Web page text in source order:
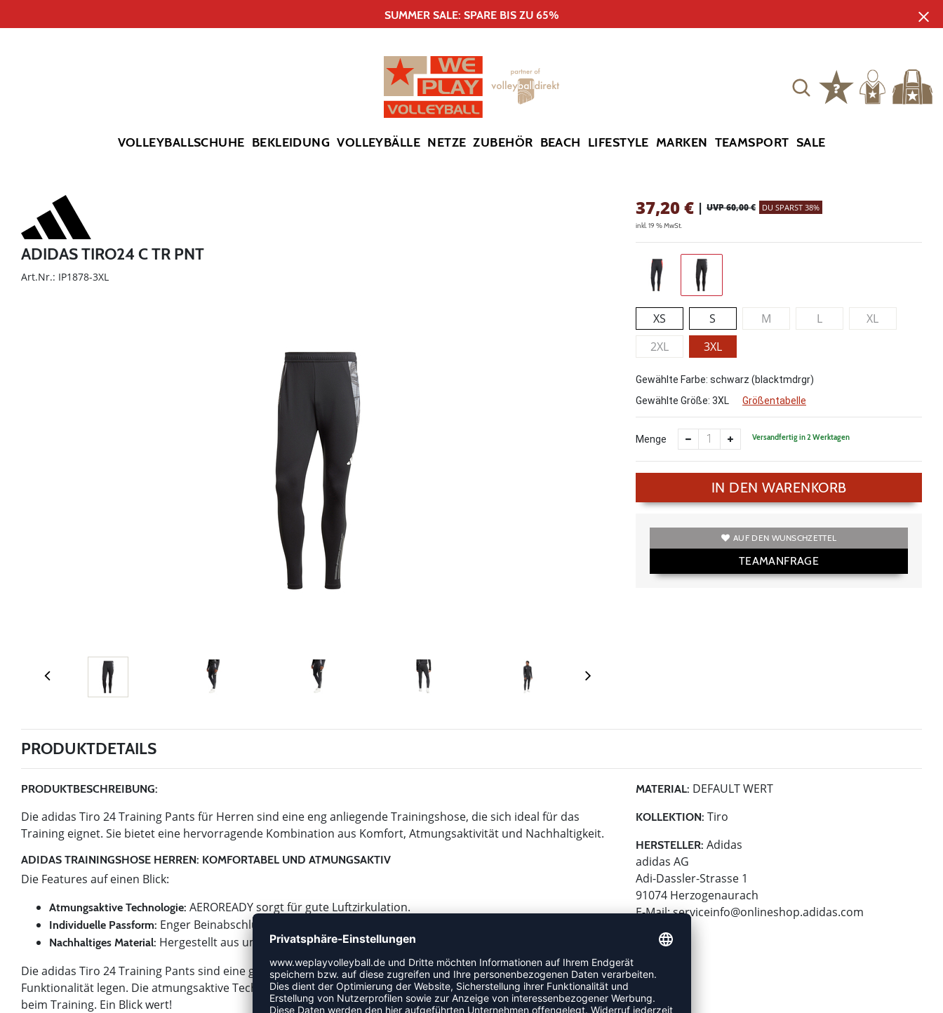
SUMMER SALE: SPARE BIS ZU 65%
VOLLEYBALLSCHUHE BEKLEIDUNG VOLLEYBÄLLE NETZE ZUBEHÖR BEACH LIFESTYLE MARKEN TEAMSPORT SALE
ADIDAS TIRO24 C TR PNT
Art.Nr.: IP1878-3XL
37,20€ | UVP 60,00 € DU SPARST 38%
inkl. 19 % MwSt.
XS S M L
XL
2XL
3XL
Gewählte Farbe: schwarz (blacktmdrgr)
Gewählte Größe: 3XL Größentabelle
Menge Versandfertig in 2 Werktagen
IN DEN WARENKORB
AUF DEN WUNSCHZETTEL
TEAMANFRAGE
PRODUKTDETAILS
PRODUKTBESCHREIBUNG:
Die adidas Tiro 24 Training Pants für Herren sind eine eng anliegende Trainingshose, die sich ideal für das
Training eignet. Sie bietet eine hervorragende Kombination aus Komfort, Atmungsaktivität und Nachhaltigkeit.
ADIDAS TRAININGSHOSE HERREN: KOMFORTABEL UND ATMUNGSAKTIV
Die Features auf einen Blick:
Atmungsaktive Technologie: AEROREADY sorgt für gute Luftzirkulation.
Individuelle Passform: Enger Beinabschluss für optimale Bewegungsfreiheit.
Nachhaltiges Material: Hergestellt aus umweltfreundlichem Polyester.
Die adidas Tiro 24 Training Pants sind eine gute Wahl für Volleyballspieler, die Wert auf Komfort und
Funktionalität legen. Die atmungsaktive Technologie und die individuelle Passform unterstützen dich optimal
beim Training. Ein Blick wert!
MATERIAL: DEFAULT WERT
KOLLEKTION: Tiro
HERSTELLER: Adidas
adidas AG
Adi-Dassler-Strasse 1
91074 Herzogenaurach
E-Mail:serviceinfo@onlineshop.adidas.com